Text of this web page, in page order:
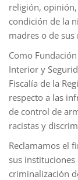
religión,
condición de la
madres o de sus
Como
Interior y
Fiscalía de la
respecto a las
de control de
racistas y
Reclamamos el
sus
criminalización